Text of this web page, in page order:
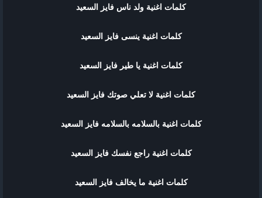
كلمات اغنية ولد ناس فايز السعيد
كلمات اغنية ينسى فايز السعيد
كلمات اغنية يا طير فايز السعيد
كلمات اغنية لا تعلي صوتك فايز السعيد
كلمات اغنية بالسلامه بالسلامه فايز السعيد
كلمات اغنية راجع نفسك فايز السعيد
كلمات اغنية ما يخالف فايز السعيد